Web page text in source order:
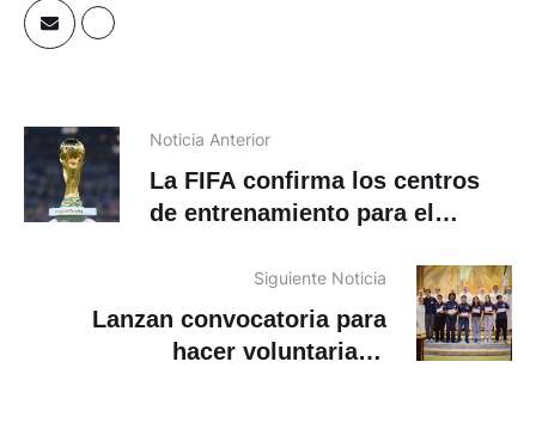
Noticia Anterior
La FIFA confirma los centros
de entrenamiento para el
Siguiente Noticia
Lanzan convocatoria para
hacer voluntariado